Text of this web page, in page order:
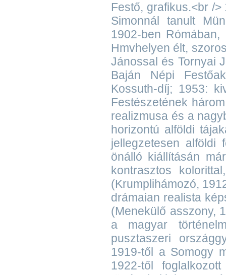
Festő, grafikus.<br /
Simonnál tanult
1902-ben
Hmvhelyen élt,
Jánossal és Tornyai
Baján Népi
Kossuth-díj; 1953:
Festészetének
realizmusa és a
horizontú alföldi
jellegzetesen alföldi
önálló kiállításán
kontrasztos
(Krumplihámozó,
drámaian realista
(Menekülő asszony,
a magyar
pusztaszeri
1919-től a Somogy
1922-től